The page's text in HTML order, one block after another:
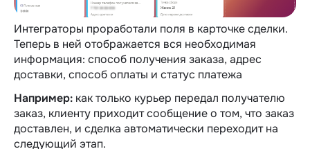
Интеграторы проработали поля в карточке сделки.
Теперь в ней отображается вся необходимая
информация: способ получения заказа, адрес
доставки, способ оплаты и статус платежа
Например: как только курьер передал получателю
заказ, клиенту приходит сообщение о том, что заказ
доставлен, и сделка автоматически переходит на
следующий этап.